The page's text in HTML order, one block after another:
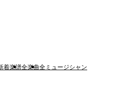
着楽譜全楽曲全ミュージシャン